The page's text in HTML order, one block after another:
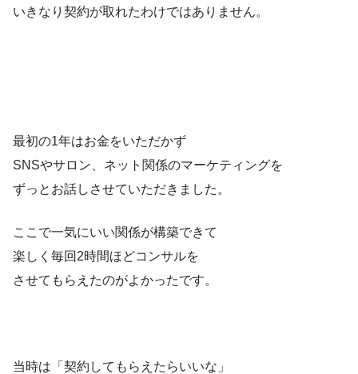
いきなり契約が取れたわけではありません。
最初の1年はお金をいただかず
SNSやサロン、ネット関係のマーケティングを
ずっとお話しさせていただきました。
ここで一気にいい関係が構築できて
楽しく毎回2時間ほどコンサルを
させてもらえたのがよかったです。
当時は「契約してもらえたらいいな」